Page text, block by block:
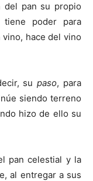
del pan su propio
poder para
hace del vino
supaso, para
siendo terreno
hizo de ello su
pan celestial y la
al entregar a sus